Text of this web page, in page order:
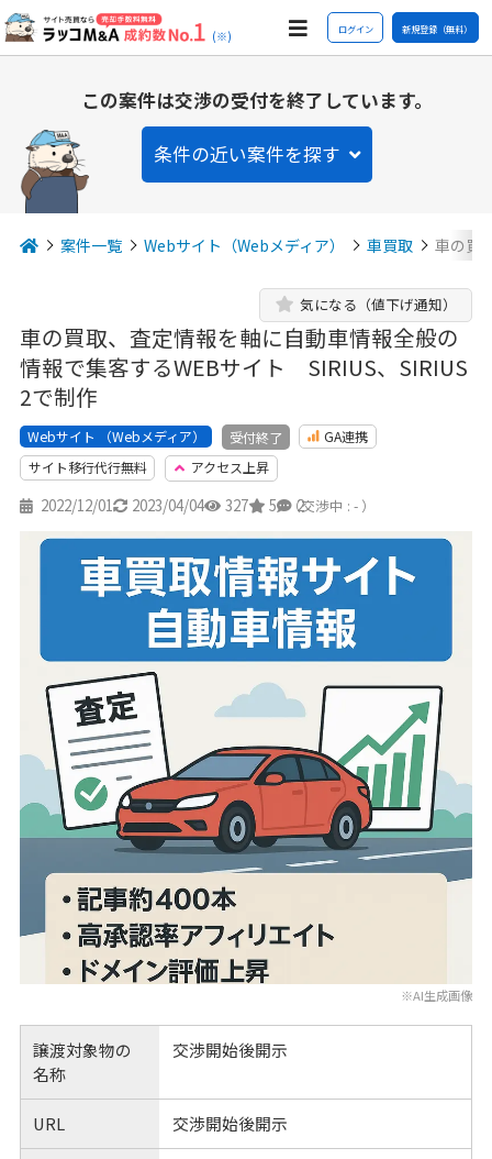
(※) ログイン 新規登録（無料）
この案件は交渉の受付を終了しています。
条件の近い案件を探す
案件一覧 Webサイト（Webメディア） 車買取 車の買
車の買取、査定情報を軸に自動車情報全般の
情報で集客するWEBサイト SIRIUS、SIRIUS
2で制作
気になる（値下げ通知）
Webサイト （Webメディア） 受付終了
GA連携
サイト移行代行無料
アクセス上昇
2022/12/01 2023/04/04 327 5 2
（交渉中 : - ）
※AI生成画像
譲渡対象物の
名称
交渉開始後開示
URL 交渉開始後開示